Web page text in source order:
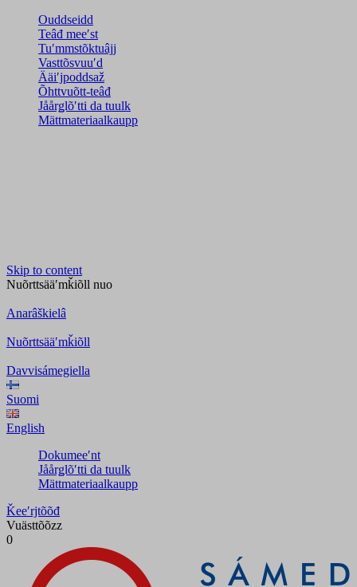
Ouddseidd
Teâđ meeʹst
Tuʹmmstõktuâjj
Vasttõsvuuʹd
Ääiʹjpoddsaž
Õhttvuõtt-teâđ
Jåårǥlõʹtti da tuulk
Mättmateriaalkaupp
Skip to content
Nuõrttsääʹmǩiõll nuo
Anarâškielâ
Nuõrttsääʹmǩiõll
Davvisámegiella
Suomi
English
Dokumeeʹnt
Jåårǥlõʹtti da tuulk
Mättmateriaalkaupp
Ǩeeʹrjtõõđ
Vuästtõõzz
0